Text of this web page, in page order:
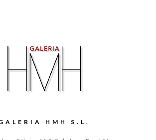
HMH S.L.